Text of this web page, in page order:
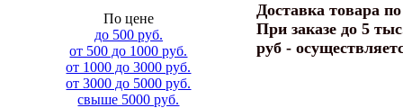
По цене
до 500 руб.
от 500 до 1000 руб.
от 1000 до 3000 руб.
от 3000 до 5000 руб.
свыше 5000 руб.
Доставка товара
При заказе до 5
руб -